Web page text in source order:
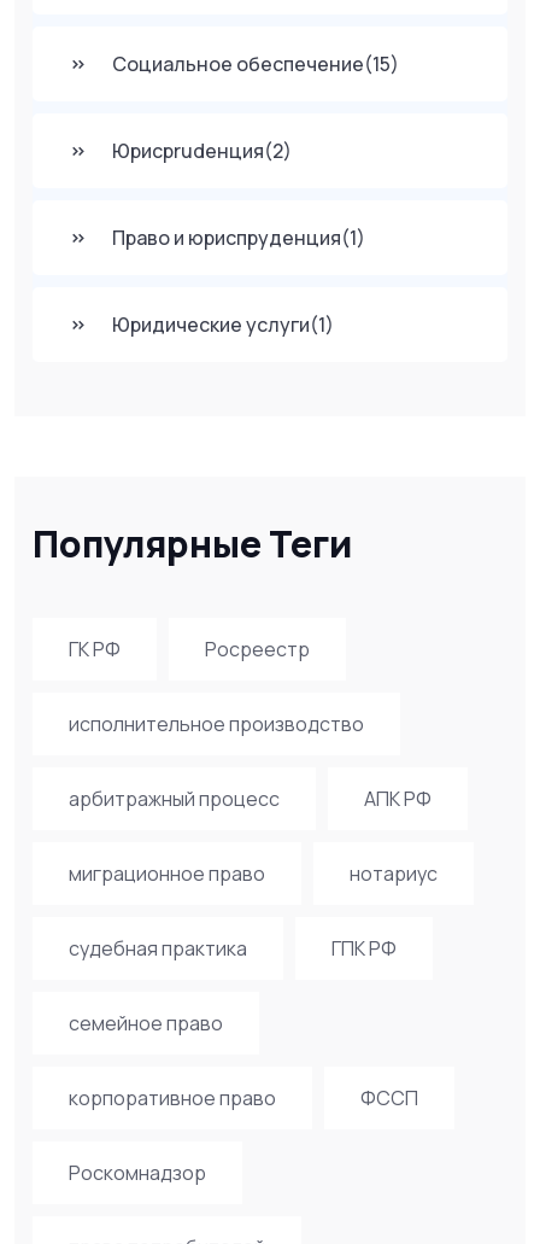
Социальное обеспечение(15)
Юрисprudенция(2)
Право и юриспруденция(1)
Юридические услуги(1)
Популярные Теги
ГК РФ Росреестр
исполнительное производство
арбитражный процесс АПК РФ
миграционное право нотариус
судебная практика ГПК РФ
семейное право
корпоративное право ФССП
Роскомнадзор